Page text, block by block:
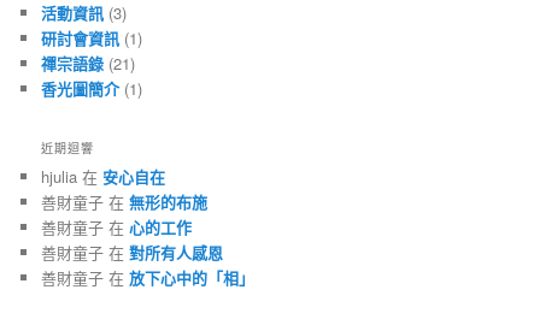
活動資訊 (3)
研討會資訊 (1)
禪宗語錄 (21)
香光圖簡介(1)
近期迴響
hjulia 在安心自在
善財童子 在無形的布施
善財童子 在心的工作
善財童子 在對所有人感恩
善財童子 在放下心中的「相」